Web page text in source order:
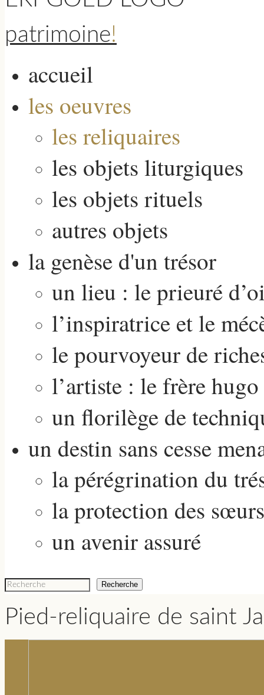
patrimoine!
accueil
les oeuvres
les reliquaires
les objets liturgiques
les objets rituels
autres objets
la genèse d'un trésor
un lieu : le prieuré
l’inspiratrice et le
le pourvoyeur de
l’artiste : le frère hugo
un florilège de
un destin sans cesse
la pérégrination du
la protection des
un avenir assuré
FORMULAIRE DE RECHERCHE
Pied-reliquaire de saint